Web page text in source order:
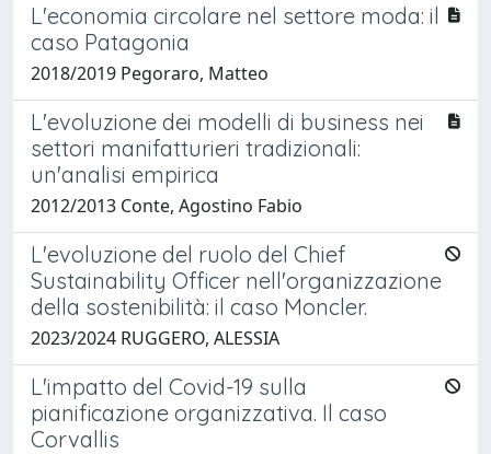
L'economia circolare nel settore moda: il
caso Patagonia
2018/2019 Pegoraro, Matteo
L'evoluzione dei modelli di business nei
settori manifatturieri tradizionali:
un'analisi empirica
2012/2013 Conte, Agostino Fabio
L'evoluzione del ruolo del Chief
Sustainability Officer nell'organizzazione
della sostenibilità: il caso Moncler.
2023/2024 RUGGERO, ALESSIA
L'impatto del Covid-19 sulla
pianificazione organizzativa. Il caso
Corvallis